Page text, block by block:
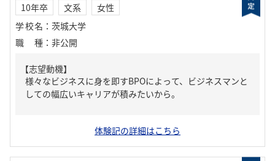
10年卒 文系
女性
学校名 ： 茨城大学
職種 ： 非公開
【志望動機】
様々なビジネスに身を即すBPOによって、ビジネスマンと
しての幅広いキャリアが積みたいから。
体験記の詳細はこちら